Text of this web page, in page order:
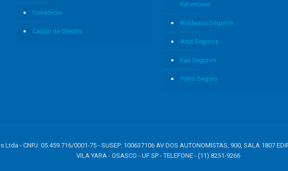
Consórcio
Cartão de Crédito
Patrimônio
Bradesco Seguros
Azul Seguros
Itaú Seguros
Porto Seguro
- CNPJ: 05.459.716/0001-75 - SUSEP: 100637106 AV DOS AUTONOMISTAS, 900, SALA 1807
VILA YARA - OSASCO - UF SP - TELEFONE - (11) 8251-9266